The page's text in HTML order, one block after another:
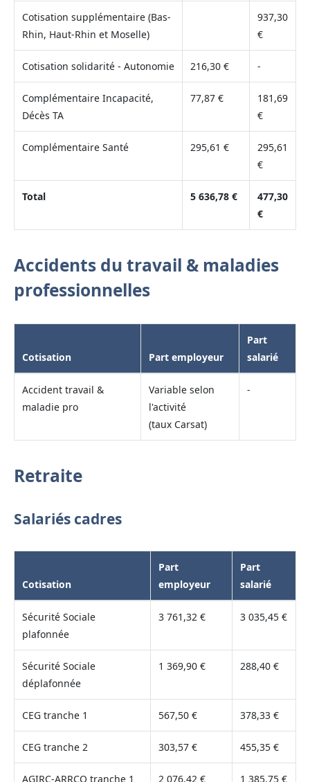
Cotisation supplémentaire (Bas-
Rhin, Haut-Rhin et Moselle)
937,30
€
Cotisation solidarité - Autonomie 216,30 € -
Complémentaire Incapacité,
Décès TA
77,87 €
181,69
€
Complémentaire Santé 295,61 €
295,61
€
Total 5 636,78 €
477,30
€
Accidents du travail & maladies
professionnelles
Cotisation Part employeur
Part
salarié
Accident travail &
maladie pro
Variable selon
l'activité
(taux Carsat)
-
Retraite
Salariés cadres
Cotisation
Part
employeur
Part
salarié
Sécurité Sociale
plafonnée
3 761,32 € 3 035,45 €
Sécurité Sociale
déplafonnée
1 369,90 € 288,40 €
CEG tranche 1 567,50 € 378,33 €
CEG tranche 2 303,57 € 455,35 €
AGIRC-ARRCO tranche 1 2 076,42 € 1 385,75 €